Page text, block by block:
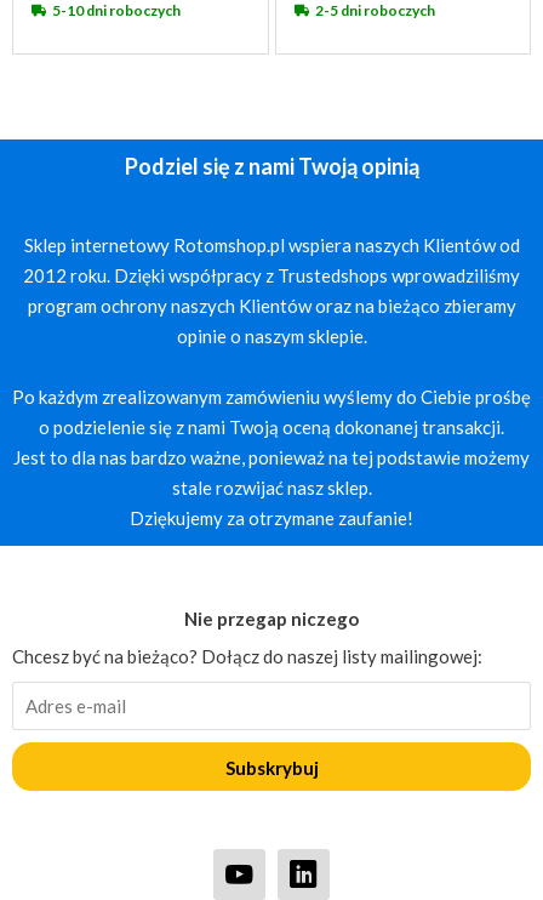
5-10 dni roboczych
2-5 dni roboczych
Podziel się z nami Twoją opinią
Sklep internetowy Rotomshop.pl wspiera naszych Klientów od
2012 roku. Dzięki współpracy z Trustedshops wprowadziliśmy
program ochrony naszych Klientów oraz na bieżąco zbieramy
opinie o naszym sklepie.
Po każdym zrealizowanym zamówieniu wyślemy do Ciebie prośbę
o podzielenie się z nami Twoją oceną dokonanej transakcji.
Jest to dla nas bardzo ważne, ponieważ na tej podstawie możemy
stale rozwijać nasz sklep.
Dziękujemy za otrzymane zaufanie!
Nie przegap niczego
Chcesz być na bieżąco? Dołącz do naszej listy mailingowej:
Subskrybuj